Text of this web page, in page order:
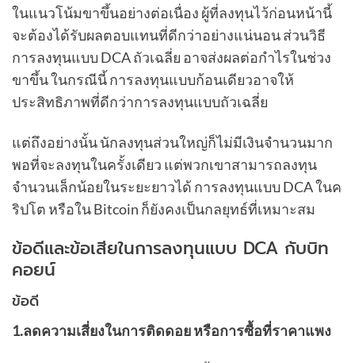
ในแนวโน้มขาขึ้นอย่างต่อเนื่อง ผู้ที่ลงทุนไว้ก่อนหน้านี้
จะต้องได้รับผลตอบแทนที่ดีกว่าอย่างแน่นอน ส่วนวิธี
การลงทุนแบบ DCA ถัวเฉลี่ย อาจส่งผลต่อกำไรในช่วง
ขาขึ้น ในกรณีนี้ การลงทุนแบบก้อนเดียวอาจให้
ประสิทธิภาพที่ดีกว่าการลงทุนแบบถัวเฉลี่ย
แต่ถึงอย่างนั้น นักลงทุนส่วนใหญ่ก็ไม่มีเงินจำนวนมาก
พอที่จะลงทุนในครั้งเดียว แต่พวกเขาสามารถลงทุน
จำนวนเล็กน้อยในระยะยาวได้ การลงทุนแบบ DCA ในค
ริปโต หรือใน Bitcoin ก็ยังคงเป็นกลยุทธ์ที่เหมาะสม
ข้อดีและข้อเสียในการลงทุนแบบ DCA กับบิท
คอยน์
ข้อดี
1.ลดความเสี่ยงในการติดดอย หรือการซื้อที่ราคาแพง